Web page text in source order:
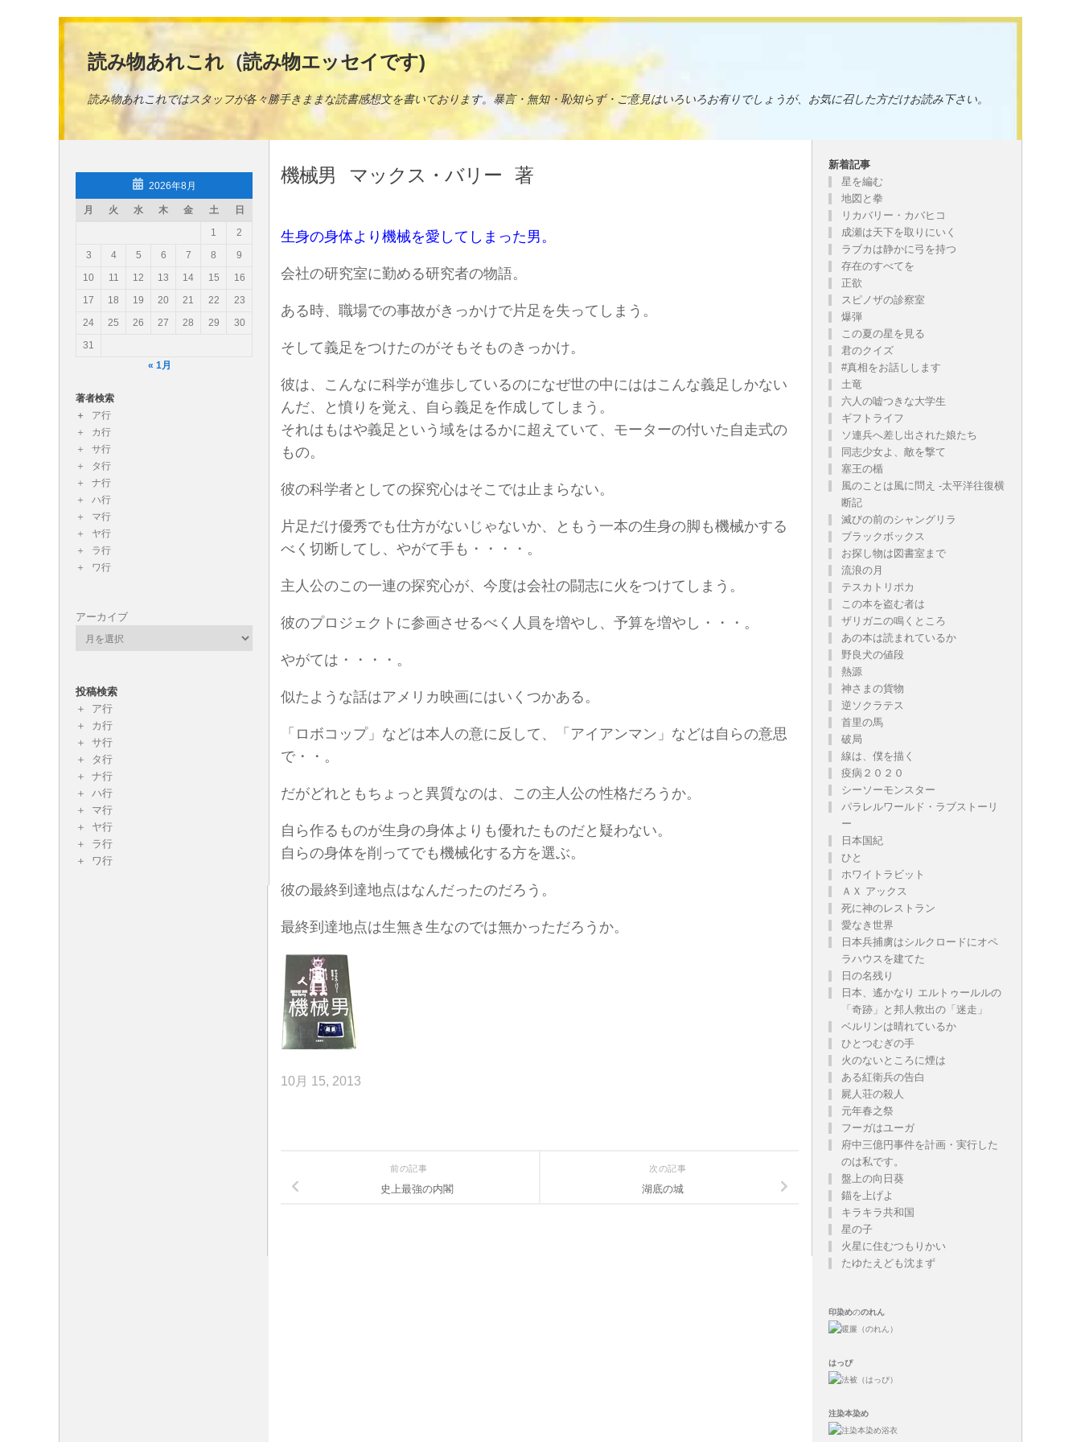
コンテンツへスキップ
読み物あれこれ（読み物エッセイです)
読み物あれこれではスタッフが各々勝手きままな読書感想文を書いております。暴言・無知・恥知らず・ご意見はいろいろお有りでしょうが、お気に召した方だけお読み下さい。
機械男 マックス・バリー 著
生身の身体より機械を愛してしまった男。
会社の研究室に勤める研究者の物語。
ある時、職場での事故がきっかけで片足を失ってしまう。
そして義足をつけたのがそもそものきっかけ。
彼は、こんなに科学が進歩しているのになぜ世の中にははこんな義足しかない
んだ、と憤りを覚え、自ら義足を作成してしまう。
それはもはや義足という域をはるかに超えていて、モーターの付いた自走式の
もの。
彼の科学者としての探究心はそこでは止まらない。
片足だけ優秀でも仕方がないじゃないか、ともう一本の生身の脚も機械かする
べく切断してし、やがて手も・・・・。
主人公のこの一連の探究心が、今度は会社の闘志に火をつけてしまう。
彼のプロジェクトに参画させるべく人員を増やし、予算を増やし・・・。
やがては・・・・。
似たような話はアメリカ映画にはいくつかある。
「ロボコップ」などは本人の意に反して、「アイアンマン」などは自らの意思
で・・。
だがどれともちょっと異質なのは、この主人公の性格だろうか。
自ら作るものが生身の身体よりも優れたものだと疑わない。
自らの身体を削ってでも機械化する方を選ぶ。
彼の最終到達地点はなんだったのだろう。
最終到達地点は生無き生なのでは無かっただろうか。
10月 15, 2013
次の記事
湖底の城
前の記事
史上最強の内閣
2026年8月
月 火 水 木 金 土
日
1
2
3
4 5 6 7 8
9
10
11 12 13 14 15
16
17
18 19 20 21 22
23
24
25 26 27 28 29
30
31
« 1月
著者検索
ア行
カ行
サ行
タ行
ナ行
ハ行
マ行
ヤ行
ラ行
ワ行
アーカイブ
投稿検索
ア行
カ行
サ行
タ行
ナ行
ハ行
マ行
ヤ行
ラ行
ワ行
新着記事
星を編む
地図と拳
リカバリー・カバヒコ
成瀬は天下を取りにいく
ラブカは静かに弓を持つ
存在のすべてを
正欲
スピノザの診察室
爆弾
この夏の星を見る
君のクイズ
#真相をお話しします
土竜
六人の嘘つきな大学生
ギフトライフ
ソ連兵へ差し出された娘たち
同志少女よ、敵を撃て
塞王の楯
風のことは風に問え -太平洋往復横
断記
滅びの前のシャングリラ
ブラックボックス
お探し物は図書室まで
流浪の月
テスカトリポカ
この本を盗む者は
ザリガニの鳴くところ
あの本は読まれているか
野良犬の値段
熱源
神さまの貨物
逆ソクラテス
首里の馬
破局
線は、僕を描く
疫病２０２０
シーソーモンスター
パラレルワールド・ラブストーリ
ー
日本国紀
ひと
ホワイトラビット
ＡＸ アックス
死に神のレストラン
愛なき世界
日本兵捕虜はシルクロードにオペ
ラハウスを建てた
日の名残り
日本、遙かなり エルトゥールルの
「奇跡」と邦人救出の「迷走」
ベルリンは晴れているか
ひとつむぎの手
火のないところに煙は
ある紅衛兵の告白
屍人荘の殺人
元年春之祭
フーガはユーガ
府中三億円事件を計画・実行した
のは私です。
盤上の向日葵
錨を上げよ
キラキラ共和国
星の子
火星に住むつもりかい
たゆたえども沈まず
印染めののれん
はっぴ
注染本染め